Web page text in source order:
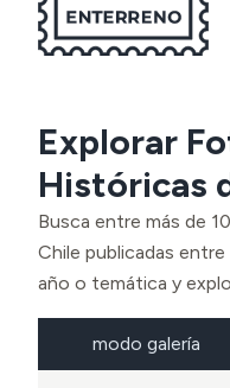
Explorar
Históricas
Busca entre más de
Chile publicadas
año o temática y
modo galería